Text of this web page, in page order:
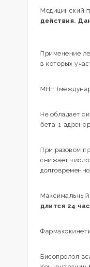
Медицинский
действия.
Применение
в которых
МНН
Не обладает
бета-1-
При разовом
снижает
Максимальный
длится 24
Бисопролол